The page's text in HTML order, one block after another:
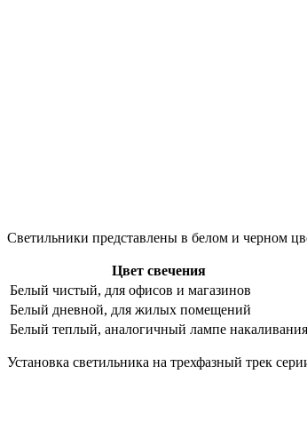
Светильники представлены в белом и черном
Цвет свечения
Белый чистый, для офисов и магазинов
Белый дневной, для жилых помещений
Белый теплый, аналогичный лампе накаливания
Установка светильника на трехфазный трек